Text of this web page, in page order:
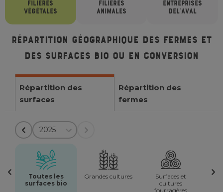
FILIÈRES
VÉGÉTALES
FILIÈRES
ANIMALES
ENTREPRISES
DEL'AVAL
Répartition géographique des fermes et
des surfaces bio ou en conversion
Répartition des
surfaces
Répartition des
fermes
2025
Toutes les
surfaces bio
Grandes cultures
Surfaces et
cultures
fourragères